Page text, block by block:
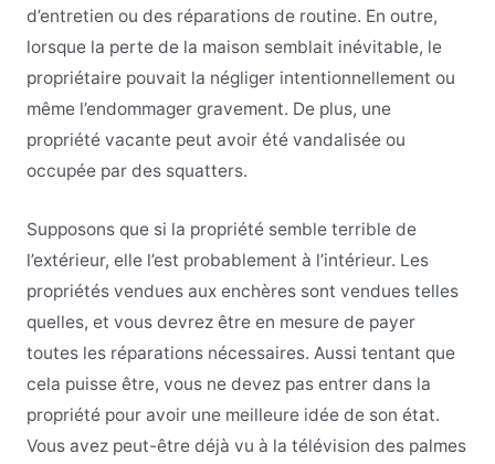
d’entretien ou des réparations de routine. En outre,
lorsque la perte de la maison semblait inévitable, le
propriétaire pouvait la négliger intentionnellement ou
même l’endommager gravement. De plus, une
propriété vacante peut avoir été vandalisée ou
occupée par des squatters.
Supposons que si la propriété semble terrible de
l’extérieur, elle l’est probablement à l’intérieur. Les
propriétés vendues aux enchères sont vendues telles
quelles, et vous devrez être en mesure de payer
toutes les réparations nécessaires. Aussi tentant que
cela puisse être, vous ne devez pas entrer dans la
propriété pour avoir une meilleure idée de son état.
Vous avez peut-être déjà vu à la télévision des palmes